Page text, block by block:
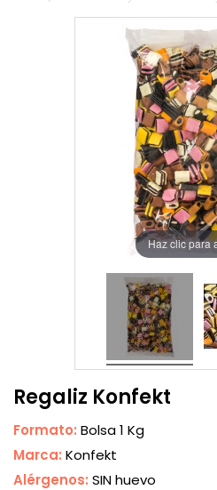
Haz clic para
Regaliz Konfekt
Formato: Bolsa 1 Kg
Marca: Konfekt
Alérgenos: SIN huevo